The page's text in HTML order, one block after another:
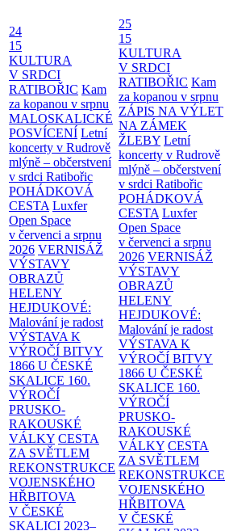
24
15
KULTURA
V SRDCI
RATIBOŘIC Kam
za kopanou v srpnu
MALOSKALICKÉ
POSVÍCENÍ Letní
koncerty v Rudrově
mlýně – občerstvení
v srdci Ratibořic
POHÁDKOVÁ
CESTA Luxfer
Open Space
v červenci a srpnu
2026 VERNISÁŽ
VÝSTAVY
OBRAZŮ
HELENY
HEJDUKOVÉ:
Malování je radost
VÝSTAVA K
VÝROČÍ BITVY
1866 U ČESKÉ
SKALICE 160.
VÝROČÍ
PRUSKO-
RAKOUSKÉ
VÁLKY CESTA
ZA SVĚTLEM
REKONSTRUKCE
VOJENSKÉHO
HŘBITOVA
V ČESKÉ
SKALICI 2023–
25
15
KULTURA
V SRDCI
RATIBOŘIC Kam
za kopanou v srpnu
ZÁPIS NA VÝLET
NA ZÁMEK
ŽLEBY Letní
koncerty v Rudrově
mlýně – občerstvení
v srdci Ratibořic
POHÁDKOVÁ
CESTA Luxfer
Open Space
v červenci a srpnu
2026 VERNISÁŽ
VÝSTAVY
OBRAZŮ
HELENY
HEJDUKOVÉ:
Malování je radost
VÝSTAVA K
VÝROČÍ BITVY
1866 U ČESKÉ
SKALICE 160.
VÝROČÍ
PRUSKO-
RAKOUSKÉ
VÁLKY CESTA
ZA SVĚTLEM
REKONSTRUKCE
VOJENSKÉHO
HŘBITOVA
V ČESKÉ